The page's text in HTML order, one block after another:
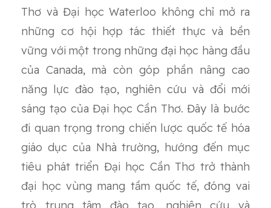
Thơ và Đại học Waterloo không chỉ mở ra
những cơ hội hợp tác thiết thực và bền
vững với một trong những đại học hàng đầu
của Canada, mà còn góp phần nâng cao
năng lực đào tạo, nghiên cứu và đổi mới
sáng tạo của Đại học Cần Thơ. Đây là bước
đi quan trọng trong chiến lược quốc tế hóa
giáo dục của Nhà trường, hướng đến mục
tiêu phát triển Đại học Cần Thơ trở thành
đại học vùng mang tầm quốc tế, đóng vai
trò trung tâm đào tạo, nghiên cứu và